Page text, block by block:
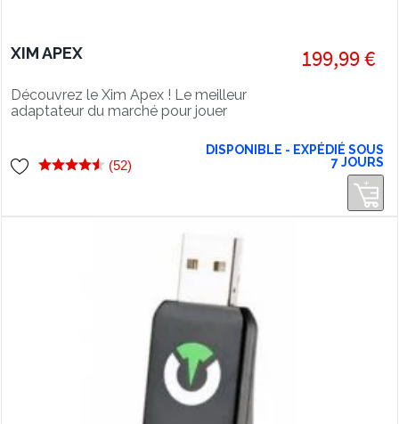
XIM APEX
Découvrez le Xim Apex ! Le meilleur
adaptateur du marché pour jouer
199,99 €
(52)
DISPONIBLE - EXPÉDIÉ SOUS
7 JOURS